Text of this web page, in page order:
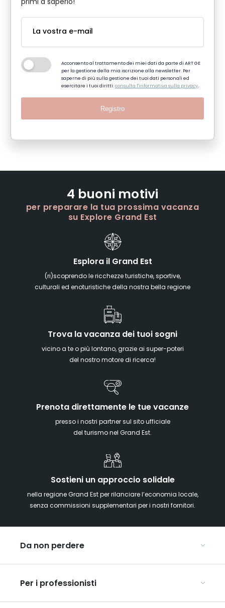
primi a saperlo!
Acconsento al trattamento dei miei dati da parte di ART GE
per la gestione della mia iscrizione alla newsletter. Per
saperne di più sulla gestione dei tuoi dati personali ed
esercitare i tuoi diritti:consulta l'informativa sulla privacy.
Registro
4 buoni motivi
per preparare la tua prossima vacanza
su Explore Grand Est
Esplora il Grand Est
(ri)scoprendo le ricchezze turistiche, sportive,
culturali ed enoturistiche della nostra bella regione
Trova la vacanza dei tuoi sogni
vicino a te o più lontano, grazie ai super-poteri
del nostro motore di ricerca!
Prenota direttamente le tue vacanze
presso i nostri partner sul sito ufficiale
del turismo nel Grand Est.
Sostieni un approccio solidale
nella regione Grand Est per rilanciare l’economia locale,
senza commissioni supplementari per i nostri fornitori.
Da non perdere
Alsazia
Ardenne
Per i professionisti